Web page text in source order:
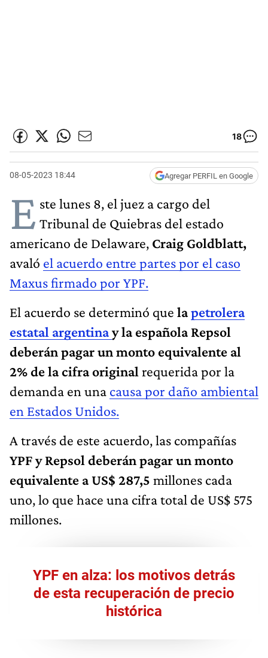
18
08-05-2023 18:44 Agregar PERFIL en Google
E ste lunes 8, el juez a cargo del
Tribunal de Quiebras del estado
americano de Delaware, Craig Goldblatt,
avaló el acuerdo entre partes por el caso
Maxus firmado por YPF.
El acuerdo se determinó que lapetrolera
estatal argentinay la española Repsol
deberán pagar un monto equivalente al
2% de la cifra original requerida por la
demanda en una causa por daño ambiental
en Estados Unidos.
A través de este acuerdo, las compañías
YPF y Repsol deberán pagar un monto
equivalente a US$ 287,5 millones cada
uno, lo que hace una cifra total de US$ 575
millones.
YPF en alza: los motivos detrás
de esta recuperación de precio
histórica